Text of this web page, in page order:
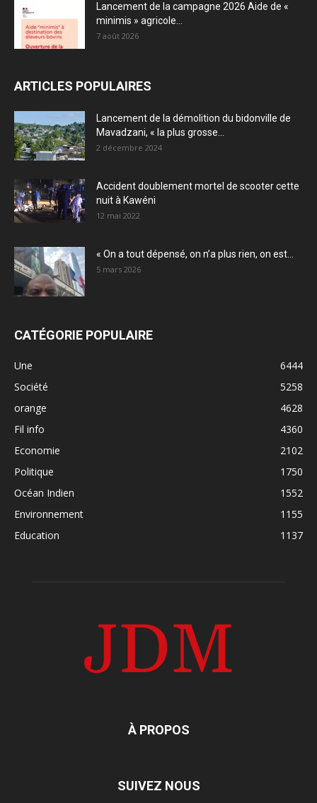
Lancement de la campagne 2026 Aide de «
minimis » agricole...
7 août 2026
ARTICLES POPULAIRES
Lancement de la démolition du bidonville de
Mavadzani, « la plus grosse...
2 décembre 2024
Accident doublement mortel de scooter cette
nuit à Kawéni
12 mai 2022
« On a tout dépensé, on n’a plus rien, on est...
5 mars 2026
CATÉGORIE POPULAIRE
Une
6444
Société
5258
orange
4628
Fil info
4360
Economie
2102
Politique
1750
Océan Indien
1552
Environnement
1155
Education
1137
À PROPOS
SUIVEZ NOUS